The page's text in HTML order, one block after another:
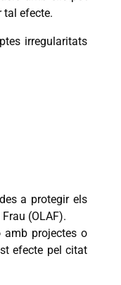
tal efecte.
irregularitats
a protegir els
(OLAF).
amb projectes o
efecte pel citat